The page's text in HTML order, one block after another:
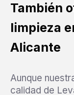
También
limpieza
Alicante
Aunque
calidad de